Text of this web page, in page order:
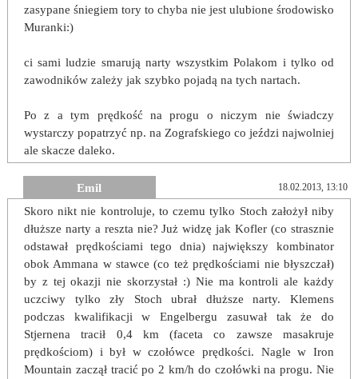
zasypane śniegiem tory to chyba nie jest ulubione środowisko
Muranki:)
ci sami ludzie smarują narty wszystkim Polakom i tylko od
zawodników zależy jak szybko pojadą na tych nartach.
Po z a tym prędkość na progu o niczym nie świadczy
wystarczy popatrzyć np. na Zografskiego co jeździ najwolniej
ale skacze daleko.
Emil 18.02.2013, 13:10
Skoro nikt nie kontroluje, to czemu tylko Stoch założył niby
dłuższe narty a reszta nie? Już widzę jak Kofler (co strasznie
odstawał prędkościami tego dnia) największy kombinator
obok Ammana w stawce (co też prędkościami nie błyszczał)
by z tej okazji nie skorzystał :) Nie ma kontroli ale każdy
uczciwy tylko zły Stoch ubrał dłuższe narty. Klemens
podczas kwalifikacji w Engelbergu zasuwał tak że do
Stjernena tracił 0,4 km (faceta co zawsze masakruje
prędkościom) i był w czołówce prędkości. Nagle w Iron
Mountain zaczął tracić po 2 km/h do czołówki na progu. Nie